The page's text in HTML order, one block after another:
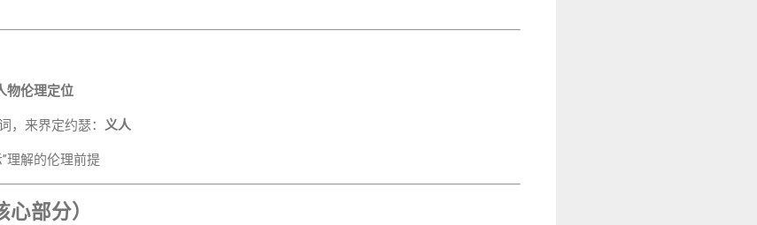
物伦理定位
，来界定约瑟： 义人
理解的伦理前提
部分）